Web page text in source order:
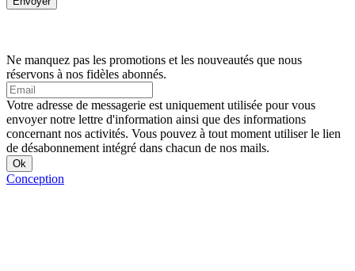
Ne manquez pas les promotions et les nouveautés que nous
réservons à nos fidèles abonnés.
Votre adresse de messagerie est uniquement utilisée pour vous
envoyer notre lettre d'information ainsi que des informations
concernant nos activités. Vous pouvez à tout moment utiliser le lien
de désabonnement intégré dans chacun de nos mails.
Conception